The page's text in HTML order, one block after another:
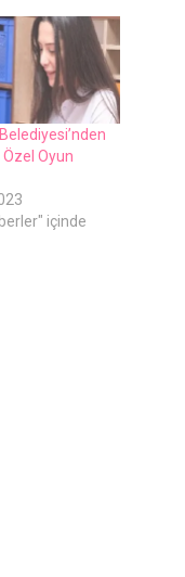
Oyun
içinde